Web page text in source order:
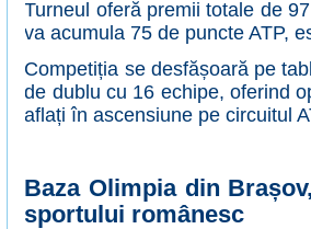
Turneul oferă premii totale de
va acumula 75 de puncte ATP,
Competiția se desfășoară pe
de dublu cu 16 echipe, oferind
aflați în ascensiune pe circuitul
Baza Olimpia din
sportului românesc